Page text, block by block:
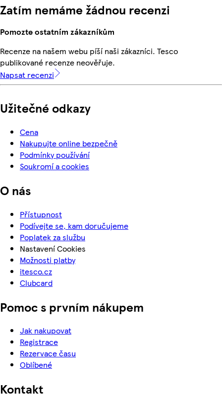
Zatím nemáme žádnou recenzi
Pomozte ostatním zákazníkům
Recenze na našem webu píší naši zákazníci. Tesco
publikované recenze neověřuje.
Napsat recenzi
Užitečné odkazy
Cena
Nakupujte online bezpečně
Podmínky používání
Soukromí a cookies
O nás
Přístupnost
Podívejte se, kam doručujeme
Poplatek za službu
Nastavení Cookies
Možnosti platby
itesco.cz
Clubcard
Pomoc s prvním nákupem
Jak nakupovat
Registrace
Rezervace času
Oblíbené
Kontakt